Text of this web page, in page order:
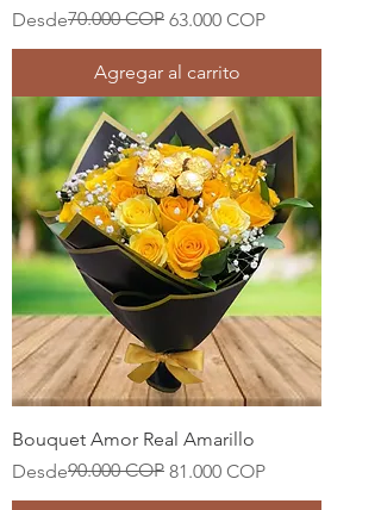
Desde
Precio70.000 COP 63.000 COP
Precio de oferta
Agregar al carrito
Bouquet Amor Real Amarillo
Desde
Precio90.000 COP 81.000 COP
Precio de oferta